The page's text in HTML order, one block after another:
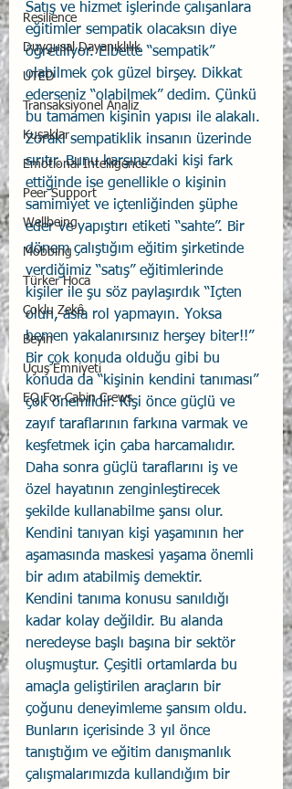
Resilience
Duygusal Dayanıklılık
UTED
Transaksiyonel Analiz
Kuşaklar
Emotional Intelligence
Peer Support
Wellbeing
Mobbing
Türker Hoca
Çoklu Zekâ
Beyin
Uçuş Emniyeti
EQ For Cabin Crews
Satış ve hizmet işlerinde çalışanlara
eğitimler sempatik olacaksın diye
öğretiliyor. Elbette “sempatik”
olabilmek çok güzel birşey. Dikkat
ederseniz “olabilmek” dedim. Çünkü
bu tamamen kişinin yapısı ile alakalı.
Zoraki sempatiklik insanın üzerinde
sırıtır. Bunu karşınızdaki kişi fark
ettiğinde ise genellikle o kişinin
samimiyet ve içtenliğinden şüphe
eder ve yapıştırı etiketi “sahte”. Bir
dönem çalıştığım eğitim şirketinde
verdiğimiz “satış” eğitimlerinde
kişiler ile şu söz paylaşırdık “Içten
olun, asla rol yapmayın. Yoksa
hemen yakalanırsınız herşey biter!!”
Bir çok konuda olduğu gibi bu
konuda da “kişinin kendini tanıması”
çok önemlidir. Kişi önce güçlü ve
zayıf taraflarının farkına varmak ve
keşfetmek için çaba harcamalıdır.
Daha sonra güçlü taraflarını iş ve
özel hayatının zenginleştirecek
şekilde kullanabilme şansı olur.
Kendini tanıyan kişi yaşamının her
aşamasında maskesi yaşama önemli
bir adım atabilmiş demektir.
Kendini tanıma konusu sanıldığı
kadar kolay değildir. Bu alanda
neredeyse başlı başına bir sektör
oluşmuştur. Çeşitli ortamlarda bu
amaçla geliştirilen araçların bir
çoğunu deneyimleme şansım oldu.
Bunların içerisinde 3 yıl önce
tanıştığım ve eğitim danışmanlık
çalışmalarımızda kullandığım bir